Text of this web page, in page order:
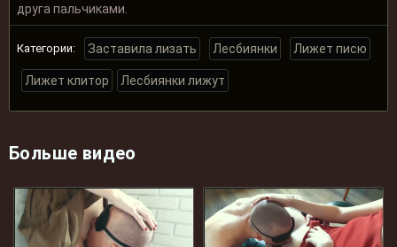
друга пальчиками.
Категории: Заставила лизать Лесбиянки Лижет писю
Лижет клитор Лесбиянки лижут
Больше видео